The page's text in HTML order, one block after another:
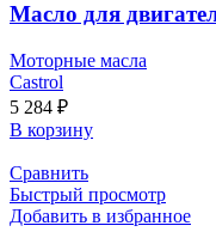
Масло для
Моторные масла
Castrol
5 284 ₽
В корзину
Сравнить
Быстрый просмотр
Добавить в избранное